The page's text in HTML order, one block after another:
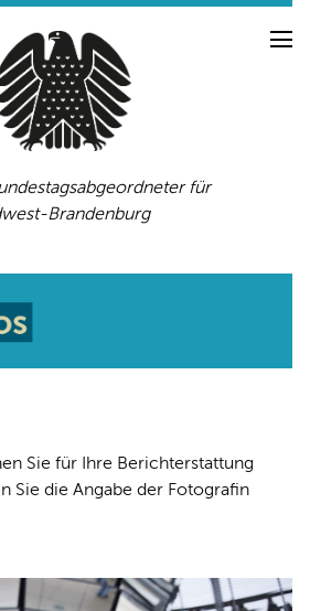
für
Brandenburg
NEUIGKEITEN
TERMINE
PRESSEFOTOS
FACEBOOK-SEITE
Sie für Ihre Berichterstattung
Sie die Angabe der Fotografin